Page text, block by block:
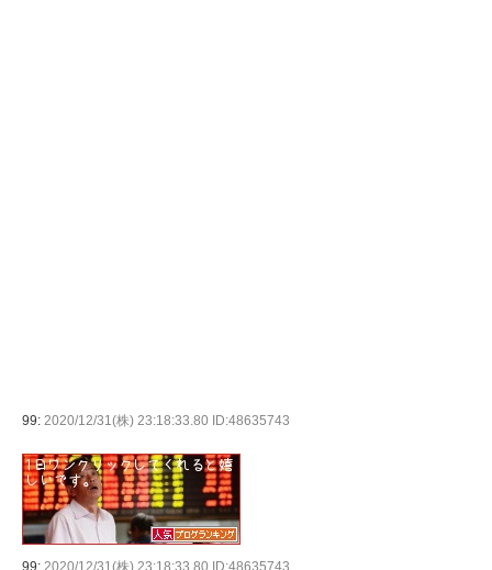
99: 2020/12/31(株) 23:18:33.80 ID:48635743
99: 2020/12/31(株) 23:18:33.80 ID:48635743